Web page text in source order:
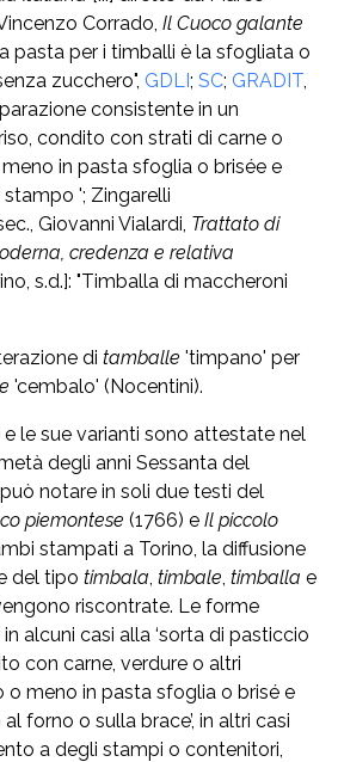
Corrado, Il Cuoco galante
pasta per i timballi è la sfogliata o
zucchero", GDLI; SC; GRADIT,
consistente in un
condito con strati di carne o
in pasta sfoglia o brisée e
'; Zingarelli
Giovanni Vialardi, Trattato di
credenza e relativa
s.d.]: "Timballa di maccheroni
di tamballe 'timpano' per
'cembalo' (Nocentini).
e le sue varianti sono attestate nel
degli anni Sessanta del
notare in soli due testi del
piemontese (1766) e Il piccolo
stampati a Torino, la diffusione
del tipo timbala, timbale, timballa e
riscontrate. Le forme
alcuni casi alla ‘sorta di pasticcio
con carne, verdure o altri
o meno in pasta sfoglia o brisé e
forno o sulla brace’, in altri casi
a degli stampi o contenitori,